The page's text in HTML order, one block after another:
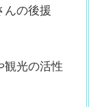
んの後援
観光の活性